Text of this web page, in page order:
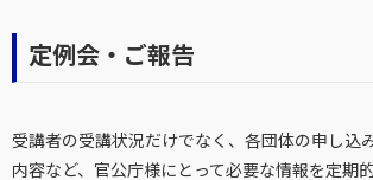
定例会・ご報告
受講者の受講状況だけでなく、各団体の申し込
内容など、官公庁様にとって必要な情報を定期